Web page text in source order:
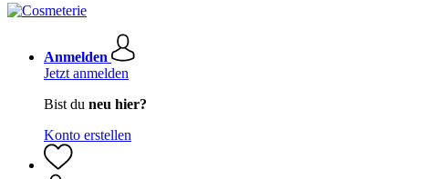
Anmelden
Jetzt anmelden
Bist du neu hier?
Konto erstellen